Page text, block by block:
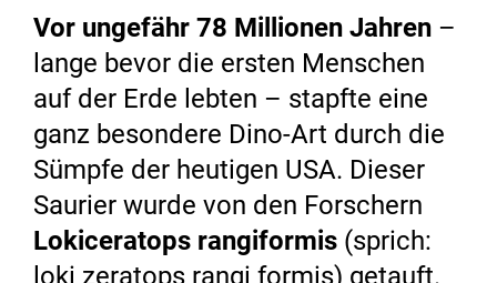
Vor ungefähr 78 Millionen Jahren –
lange bevor die ersten Menschen
auf der Erde lebten – stapfte eine
ganz besondere Dino-Art durch die
Sümpfe der heutigen USA. Dieser
Saurier wurde von den Forschern
Lokiceratops rangiformis (sprich:
loki zeratops rangi formis) getauft.